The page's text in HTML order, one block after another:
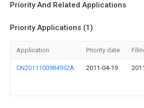
Priority And Related Applications
Priority Applications (1)
Application Priority date
CN2011100984952A 2011-04-19